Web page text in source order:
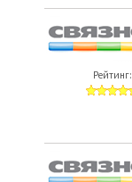
Рейтинг: